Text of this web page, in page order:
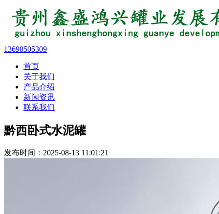
13698505309
首页
关于我们
产品介绍
新闻资讯
联系我们
黔西卧式水泥罐
发布时间：2025-08-13 11:01:21